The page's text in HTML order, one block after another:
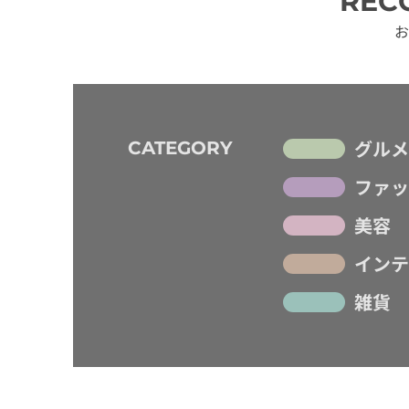
CATEGORY
グルメ
ファ
美容
イン
雑貨